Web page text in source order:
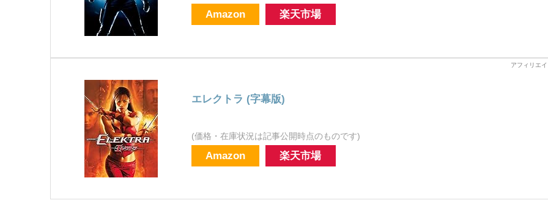
Amazon 楽天市場
エレクトラ (字幕版)
(価格・在庫状況は記事公開時点のものです)
Amazon 楽天市場